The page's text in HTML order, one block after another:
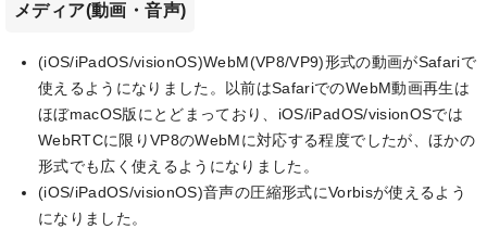
メディア(動画・音声)
(iOS/iPadOS/visionOS)WebM(VP8/VP9)形式の動画がSafariで
使えるようになりました。以前はSafariでのWebM動画再生は
ほぼmacOS版にとどまっており、iOS/iPadOS/visionOSでは
WebRTCに限りVP8のWebMに対応する程度でしたが、ほかの
形式でも広く使えるようになりました。
(iOS/iPadOS/visionOS)音声の圧縮形式にVorbisが使えるよう
になりました。